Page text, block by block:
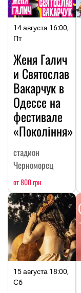
14 августа 16:00,
Пт
Женя Галич
и Святослав
Вакарчук в
Одессе на
фестивале
«Покоління»
стадион
Черноморец
от 800 грн
15 августа 18:00,
Сб